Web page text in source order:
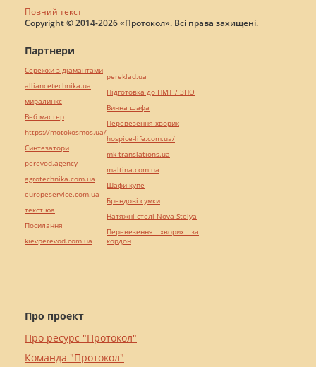
Повний текст
Copyright © 2014-2026 «Протокол». Всі права захищені.
Про проект
Про ресурс "Протокол"
Команда "Протокол"
Партнери
Сережки з діамантами
alliancetechnika.ua
миралинкс
Веб мастер
https://motokosmos.ua/
Синтезатори
perevod.agency
agrotechnika.com.ua
europeservice.com.ua
текст юа
Посилання
kievperevod.com.ua
pereklad.ua
Підготовка до НМТ / ЗНО
Винна шафа
Перевезення хворих
hospice-life.com.ua/
mk-translations.ua
maltina.com.ua
Шафи купе
Брендові сумки
Натяжні стелі Nova Stelya
Перевезення хворих за
кордон